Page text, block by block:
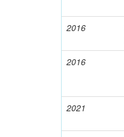
2016
2016
2021